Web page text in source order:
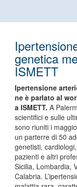
genetica
ISMETT
Ipertensione
ne è parlato al
a ISMETT. A
scientifici e sulle
sono riuniti i
un parterre di 50
genetisti,
pazienti e altri
Sicilia, Lombardia,
Calabria.